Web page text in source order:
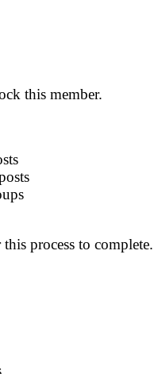
this member.
process to complete.